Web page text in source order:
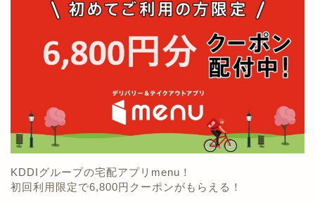
KDDIグループの宅配アプリmenu！
初回利用限定で6,800円クーポンがもらえる！